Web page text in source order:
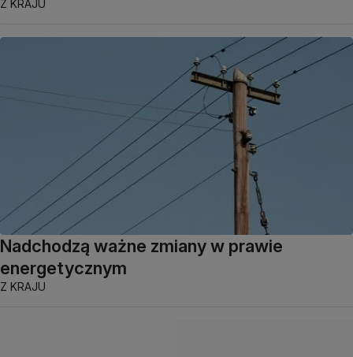
Z KRAJU
Nadchodzą ważne zmiany w prawie
energetycznym
Z KRAJU